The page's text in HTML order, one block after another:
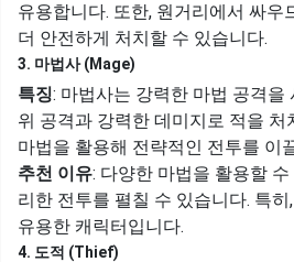
유용합니다. 또한, 원거리에서 싸우
더 안전하게 처치할 수 있습니다.
3. 마법사 (Mage)
특징: 마법사는 강력한 마법 공격을
위 공격과 강력한 데미지로 적을 처
마법을 활용해 전략적인 전투를 이
추천 이유: 다양한 마법을 활용할
리한 전투를 펼칠 수 있습니다. 특
유용한 캐릭터입니다.
4. 도적 (Thief)